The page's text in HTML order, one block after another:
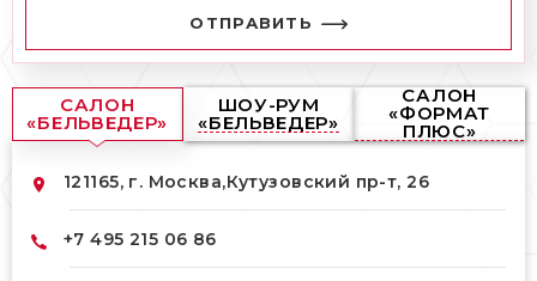
ОТПРАВИТЬ
САЛОН
«БЕЛЬВЕДЕР»
ШОУ-РУМ
«БЕЛЬВЕДЕР»
САЛОН
«ФОРМАТ
ПЛЮС»
121165, г. Москва,Кутузовский пр-т, 26
+7 495 215 06 86